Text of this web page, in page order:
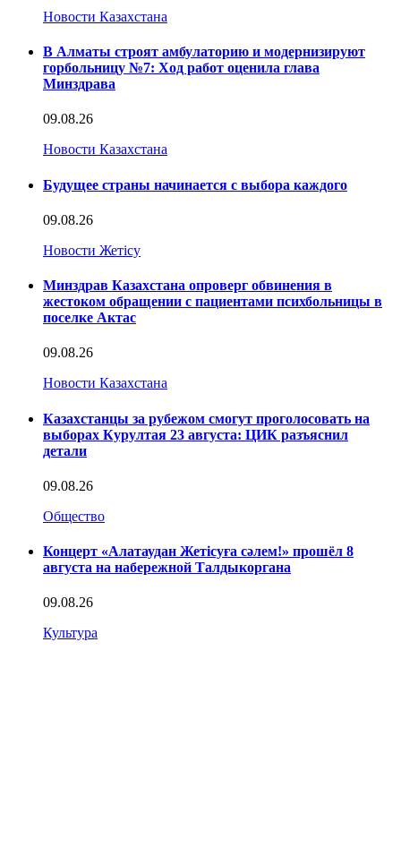
Новости Казахстана
В Алматы строят амбулаторию и модернизируют
горбольницу №7: Ход работ оценила глава
Минздрава
09.08.26
Новости Казахстана
Будущее страны начинается с выбора каждого
09.08.26
Новости Жетісу
Минздрав Казахстана опроверг обвинения в
жестоком обращении с пациентами психбольницы в
поселке Актас
09.08.26
Новости Казахстана
Казахстанцы за рубежом смогут проголосовать на
выборах Курултая 23 августа: ЦИК разъяснил
детали
09.08.26
Общество
Концерт «Алатаудан Жетісуға сәлем!» прошёл 8
августа на набережной Талдыкоргана
09.08.26
Культура